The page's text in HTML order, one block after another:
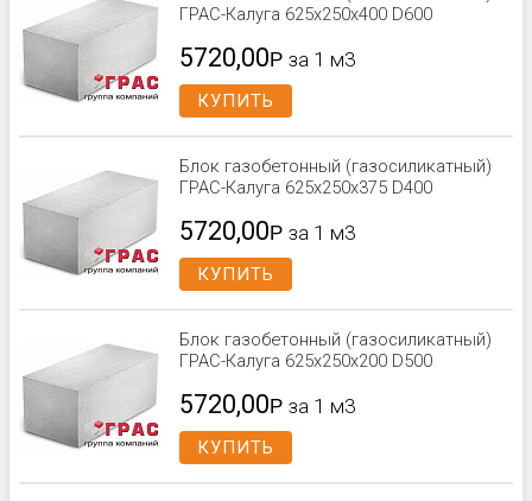
ГРАС-Калуга 625x250x400 D600
5720,00Р за 1 м3
КУПИТЬ
Блок газобетонный (газосиликатный)
ГРАС-Калуга 625x250x375 D400
5720,00Р за 1 м3
КУПИТЬ
Блок газобетонный (газосиликатный)
ГРАС-Калуга 625x250x200 D500
5720,00Р за 1 м3
КУПИТЬ